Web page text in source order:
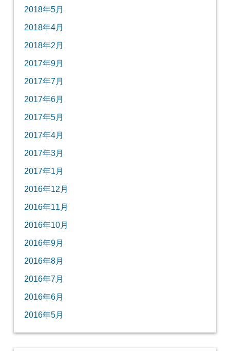
2018年5月
2018年4月
2018年2月
2017年9月
2017年7月
2017年6月
2017年5月
2017年4月
2017年3月
2017年1月
2016年12月
2016年11月
2016年10月
2016年9月
2016年8月
2016年7月
2016年6月
2016年5月